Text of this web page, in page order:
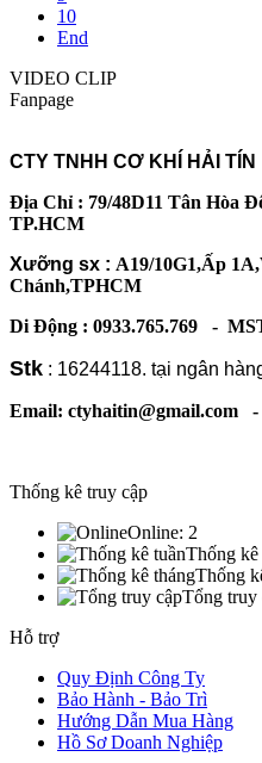
10
End
VIDEO CLIP
Fanpage
CTY TNHH CƠ KHÍ HẢI TÍN
Địa Chỉ : 79/48D11 Tân Hòa
TP.HCM
Xưỡng sx : A19/10G1,Ấp
Chánh,TPHCM
Di Động : 0933.765.769 -
Stk : 16244118. tại ngân
Email: ctyhaitin@gmail.com
Thống kê truy cập
Online: 2
Thống kê
Thống
Tổng truy
Hỗ trợ
Quy Định Công Ty
Bảo Hành - Bảo Trì
Hướng Dẫn Mua Hàng
Hồ Sơ Doanh Nghiệp